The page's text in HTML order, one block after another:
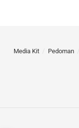
Media Kit Pedoman